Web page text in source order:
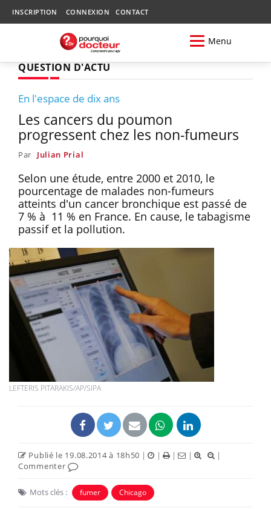
INSCRIPTION CONNEXION CONTACT
Menu
QUESTION D'ACTU
En l'espace de dix ans
Les cancers du poumon
progressent chez les non-fumeurs
Par Julian Prial
Selon une étude, entre 2000 et 2010, le
pourcentage de malades non-fumeurs
atteints d'un cancer bronchique est passé de
7 % à 11 % en France. En cause, le tabagisme
passif et la pollution.
LEFTERIS PITARAKIS/AP/SIPA
Publié le 19.08.2014 à 18h50 | | | |
|
Commenter
Mots clés : fumer Chicago